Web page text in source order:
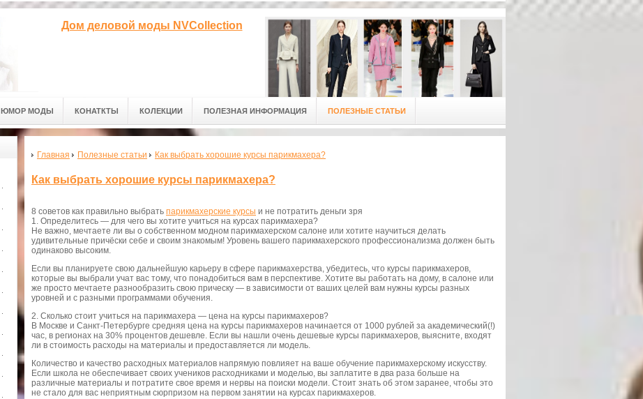
Дом деловой моды NVCollection
ЮМОР МОДЫ КОНАТКТЫ КОЛЕКЦИИ ПОЛЕЗНАЯ ИНФОРМАЦИЯ ПОЛЕЗНЫЕ СТАТЬИ
Главная Полезные статьи Как выбрать хорошие курсы парикмахера?
Как выбрать хорошие курсы парикмахера?
8 советов как правильно выбрать парикмахерские курсы и не потратить деньги зря
1. Определитесь — для чего вы хотите учиться на курсах парикмахера?
Не важно, мечтаете ли вы о собственном модном парикмахерском салоне или хотите научиться делать
удивительные причёски себе и своим знакомым! Уровень вашего парикмахерского профессионализма должен быть
одинаково высоким.
Если вы планируете свою дальнейшую карьеру в сфере парикмахерства, убедитесь, что курсы парикмахеров,
которые вы выбрали учат вас тому, что понадобиться вам в перспективе. Хотите вы работать на дому, в салоне или
же просто мечтаете разнообразить свою прическу — в зависимости от ваших целей вам нужны курсы разных
уровней и с разными программами обучения.
2. Сколько стоит учиться на парикмахера — цена на курсы парикмахеров?
В Москве и Санкт-Петербурге средняя цена на курсы парикмахеров начинается от 1000 рублей за академический(!)
час, в регионах на 30% процентов дешевле. Если вы нашли очень дешевые курсы парикмахеров, выясните, входят
ли в стоимость расходы на материалы и предоставляется ли модель.
Количество и качество расходных материалов напрямую повлияет на ваше обучение парикмахерскому искусству.
Если школа не обеспечивает своих учеников расходниками и моделью, вы заплатите в два раза больше на
различные материалы и потратите свое время и нервы на поиски модели. Стоит знать об этом заранее, чтобы это
не стало для вас неприятным сюрпризом на первом занятии на курсах парикмахеров.